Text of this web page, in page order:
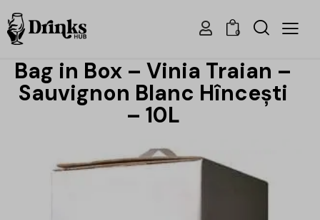
0
Bag in Box – Vinia Traian –
Sauvignon Blanc Hîncești
– 10L